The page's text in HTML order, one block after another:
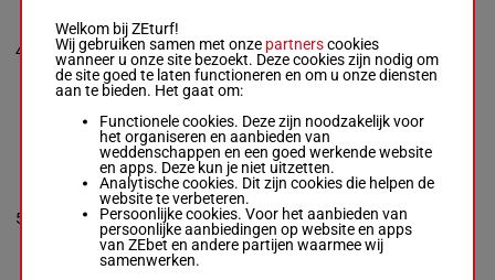
4
Monfort Fr.
Box: 7 -M/3 -
57 kg
7p 4p (24) 1p
1p 3p 1p 4p 5p
M/357 kg
1p 4p 5p
5p 4p 4p
8p
7
5
LAFORMUL
SANSOUCI
Molins Mme
Proietti
M/4 -
M/455.5
kg
6p 8p 1p
5p
5
Welkom bij ZEturf!
Wij gebruiken samen met onze partnerscookies
wanneer u onze site bezoekt. Deze cookies zijn nodig om
de site goed te laten functioneren en om u onze diensten
aan te bieden. Het gaat om:
Functionele cookies. Deze zijn noodzakelijk voor
het organiseren en aanbieden van
weddenschappen en een goed werkende website
en apps. Deze kun je niet uitzetten.
Analytische cookies. Dit zijn cookies die helpen de
website te verbeteren.
Persoonlijke cookies. Voor het aanbieden van
persoonlijke aanbiedingen op website en apps
van ZEbet en andere partijen waarmee wij
samenwerken.